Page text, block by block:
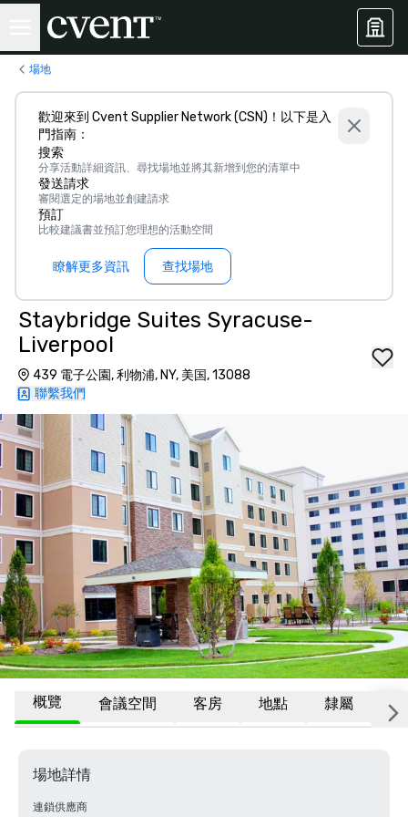
場地
歡迎來到 Cvent Supplier Network (CSN)！以下是入
門指南：
搜索
分享活動詳細資訊、尋找場地並將其新增到您的清單中
發送請求
審閱選定的場地並創建請求
預訂
比較建議書並預訂您理想的活動空間
瞭解更多資訊 查找場地
Staybridge Suites Syracuse-
Liverpool
439 電子公園, 利物浦, NY, 美国, 13088
聯繫我們
概覽 會議空間 客房 地點 隸屬 更
場地詳情
連鎖供應商